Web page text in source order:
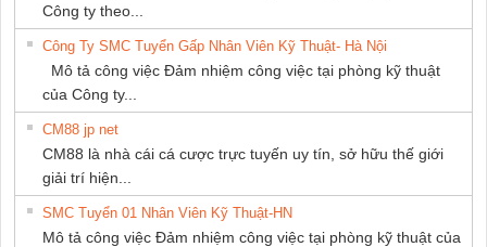
Công ty theo...
Công Ty SMC Tuyển Gấp Nhân Viên Kỹ Thuật- Hà Nội
Mô tả công việc Đảm nhiệm công việc tại phòng kỹ thuật
của Công ty...
CM88 jp net
CM88 là nhà cái cá cược trực tuyến uy tín, sở hữu thế giới
giải trí hiện...
SMC Tuyển 01 Nhân Viên Kỹ Thuật-HN
Mô tả công việc Đảm nhiệm công việc tại phòng kỹ thuật của